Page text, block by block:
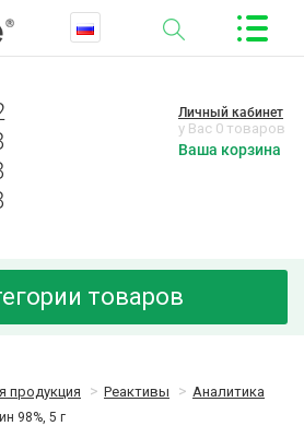
Личный кабинет
у Вас 0 товаров
Ваша корзина
товаров
продукция Реактивы Аналитика
98%, 5 г